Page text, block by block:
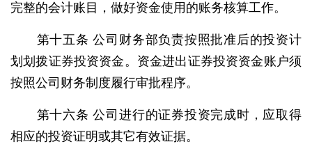
完整的会计账目，做好资金使用的账务核算工作。
第十五条 公司财务部负责按照批准后的投资计
划划拨证券投资资金。资金进出证券投资资金账户须
按照公司财务制度履行审批程序。
第十六条 公司进行的证券投资完成时，应取得
相应的投资证明或其它有效证据。